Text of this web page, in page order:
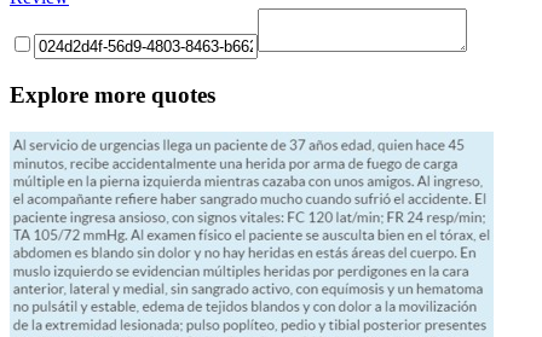
Explore more quotes